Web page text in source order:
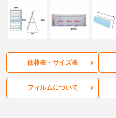
価格表・サイズ表
フィルムについて